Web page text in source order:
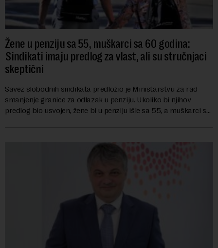
Žene u penziju sa 55, muškarci sa 60 godina:
Sindikati imaju predlog za vlast, ali su stručnjaci
skeptični
Savez slobodnih sindikata predložio je Ministarstvu za rad
smanjenje granice za odlazak u penziju. Ukoliko bi njihov
predlog bio usvojen, žene bi u penziju išle sa 55, a muškarci sa